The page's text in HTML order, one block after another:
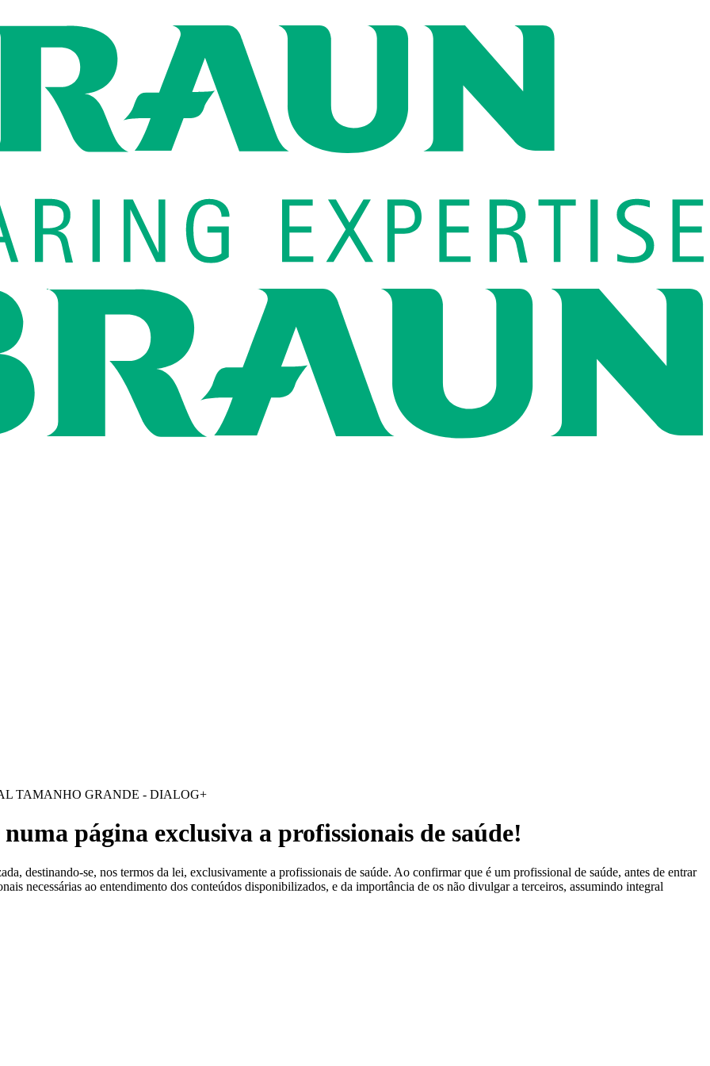
TAMANHO GRANDE - DIALOG+
página exclusiva a profissionais de saúde!
destinando-se, nos termos da lei, exclusivamente a profissionais de saúde. Ao confirmar que é um profissional de saúde, antes de entrar
necessárias ao entendimento dos conteúdos disponibilizados, e da importância de os não divulgar a terceiros, assumindo integral